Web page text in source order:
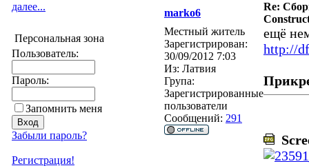
далее...
Персональная зона
Пользователь:
Пароль:
Запомнить меня
Забыли пароль?
Регистрация!
marko6
Re:
Местный житель
Зарегистрирован:
30/09/2012 7:03
Из: Латвия
Група:
Зарегистрированные
пользователи
Сообщений: 291
ещё
http://